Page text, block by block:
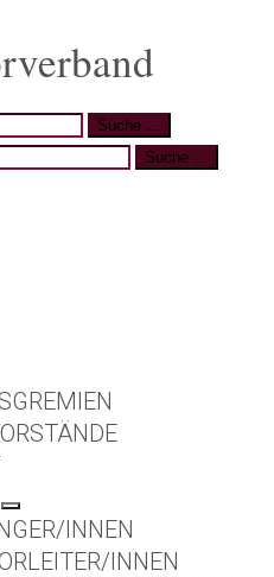
Suche …
Suche …
INNEN
INNEN